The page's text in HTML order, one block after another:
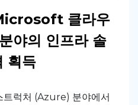
클라우
야의 인프라 솔
획득
럭처 (Azure) 분야에서